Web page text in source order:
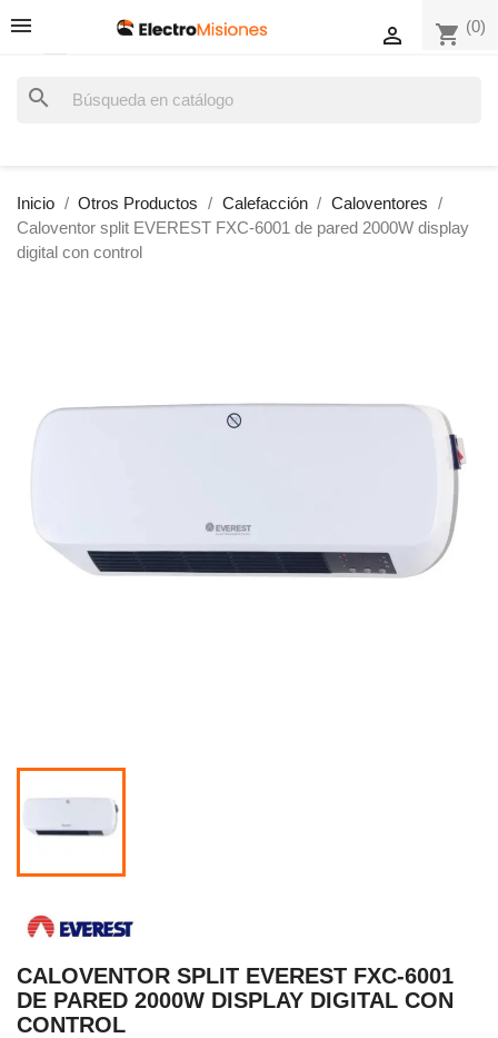
shopping_cart (0)

search
Inicio Otros Productos Calefacción
Caloventores
Caloventor split EVEREST FXC-6001 de pared 2000W display
digital con control
CALOVENTOR SPLIT EVEREST FXC-6001
DE PARED 2000W DISPLAY DIGITAL CON
CONTROL